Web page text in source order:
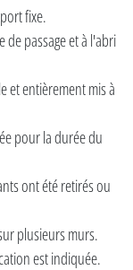
fixe.
de passage et à l'abri
et entièrement mis à
pour la durée du
ont été retirés ou
plusieurs murs.
est indiquée.